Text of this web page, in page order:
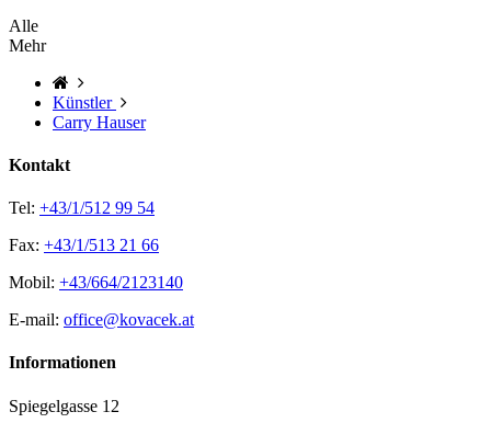
Alle
Mehr
Künstler
Carry Hauser
Kontakt
Tel: +43/1/512 99 54
Fax: +43/1/513 21 66
Mobil: +43/664/2123140
E-mail: office@kovacek.at
Informationen
Spiegelgasse 12